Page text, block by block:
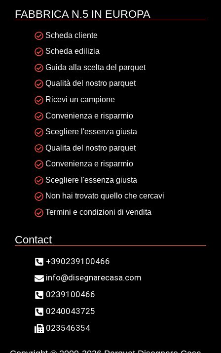
FABBRICA N.5 IN EUROPA
Scheda cliente
Scheda edilizia
Guida alla scelta del parquet
Qualità del nostro parquet
Ricevi un campione
Convenienza e risparmio
Scegliere l'essenza giusta
Qualita del nostro parquet
Convenienza e risparmio
Scegliere l'essenza giusta
Non hai trovato quello che cercavi
Termini e condizioni di vendita
Contact
+390239100466
info@disegnarecasa.com
0239100466
0240043725
023546354